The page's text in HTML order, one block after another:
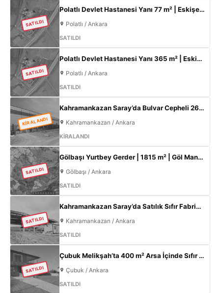
SATILDI
Polatlı Devlet Hastanesi Yanı 77 m² | Eskişehir Yolu Cepheli | Ticari+Konut İmarlı Arsa
Polatlı / Ankara
SATILDI
SATILDI
Polatlı Devlet Hastanesi Yanı 365 m² | Eskişehir Yolu Cepheli | Ticari+Konut İmarlı Arsa
Polatlı / Ankara
SATILDI
KİRALANDI
Kahramankazan Saray’da Bulvar Cepheli 2600 m² Kiralık Fabrika | 400 KW Enerji | Ofisli Üretim Tesisi
Kahramankazan / Ankara
KİRALANDI
SATILDI
Gölbaşı Yurtbey Gerder | 1815 m² | Göl Manzaralı | TOKİ Yakını Yatırımlık Arazi
Gölbaşı / Ankara
SATILDI
SATILDI
Kahramankazan Saray’da Satılık Sıfır Fabrika | 11 m Tavan | 200 KW
Kahramankazan / Ankara
SATILDI
SATILDI
Çubuk Melikşah’ta 400 m² Arsa İçinde Sıfır 3+1 Müstakil Ev – Kaçırılmayacak Fırsat!
Çubuk / Ankara
SATILDI